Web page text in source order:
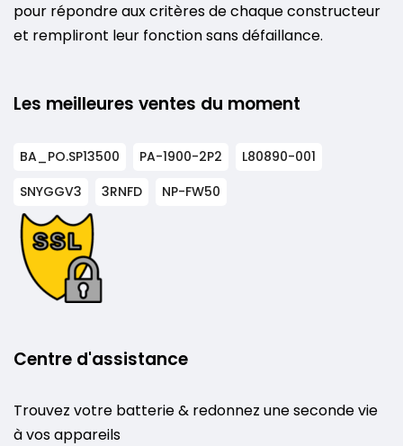
pour répondre aux critères de chaque constructeur
et rempliront leur fonction sans défaillance.
Les meilleures ventes du moment
BA_PO.SP13500 PA-1900-2P2
L80890-001
SNYGGV3
3RNFD NP-FW50
Centre d'assistance
Trouvez votre batterie & redonnez une seconde vie
à vos appareils